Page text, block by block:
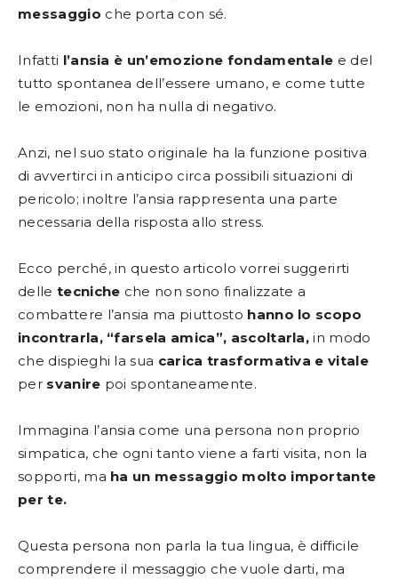
messaggio che porta con sé.
Infatti l’ansia è un’emozione fondamentale e del
tutto spontanea dell’essere umano, e come tutte
le emozioni, non ha nulla di negativo.
Anzi, nel suo stato originale ha la funzione positiva
di avvertirci in anticipo circa possibili situazioni di
pericolo; inoltre l’ansia rappresenta una parte
necessaria della risposta allo stress.
Ecco perché, in questo articolo vorrei suggerirti
delle tecniche che non sono finalizzate a
combattere l’ansia ma piuttosto hanno lo scopo
incontrarla, “farsela amica”, ascoltarla, in modo
che dispieghi la sua carica trasformativa e vitale
per svanire poi spontaneamente.
Immagina l’ansia come una persona non proprio
simpatica, che ogni tanto viene a farti visita, non la
sopporti, ma ha un messaggio molto importante
per te.
Questa persona non parla la tua lingua, è difficile
comprendere il messaggio che vuole darti, ma